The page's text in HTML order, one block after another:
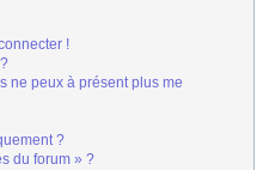
!
ne peux à présent plus me
?
du forum » ?